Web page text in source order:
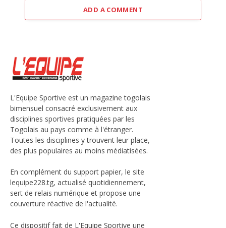
ADD A COMMENT
L'Equipe Sportive est un magazine togolais
bimensuel consacré exclusivement aux
disciplines sportives pratiquées par les
Togolais au pays comme à l'étranger.
Toutes les disciplines y trouvent leur place,
des plus populaires au moins médiatisées.
En complément du support papier, le site
lequipe228.tg, actualisé quotidiennement,
sert de relais numérique et propose une
couverture réactive de l'actualité.
Ce dispositif fait de L'Equipe Sportive une